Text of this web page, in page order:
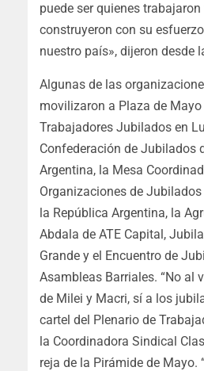
puede ser quienes
construyeron con su
nuestro país», dijeron desde
Algunas de las
movilizaron a Plaza de
Trabajadores Jubilados en
Confederación de Jubilados
Argentina, la Mesa
Organizaciones de
la República Argentina, la
Abdala de ATE Capital,
Grande y el Encuentro de
Asambleas Barriales. “No al
de Milei y Macri, sí a los
cartel del Plenario de
la Coordinadora Sindical
reja de la Pirámide de Mayo.